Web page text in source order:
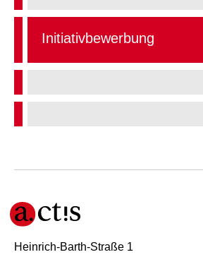
Initiativbewerbung
Heinrich-Barth-Straße 1